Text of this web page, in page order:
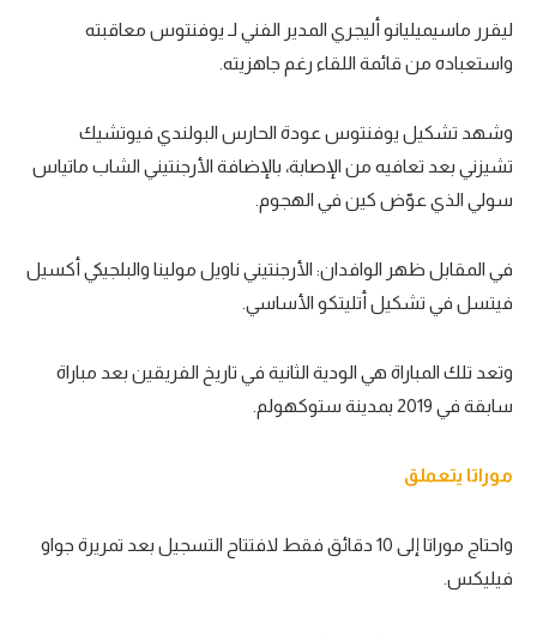
ليقرر ماسيميليانو أليجري المدير الفني لـ يوفنتوس معاقبته
واستعباده من قائمة اللقاء رغم جاهزيته.
وشهد تشكيل يوفنتوس عودة الحارس البولندي فيوتشيك
تشيزني بعد تعافيه من الإصابة، بالإضافة الأرجنتيني الشاب ماتياس
سولي الذي عوّض كين في الهجوم.
في المقابل ظهر الوافدان: الأرجنتيني ناويل مولينا والبلجيكي أكسيل
فيتسل في تشكيل أتليتكو الأساسي.
وتعد تلك المباراة هي الودية الثانية في تاريخ الفريقين بعد مباراة
سابقة في 2019 بمدينة ستوكهولم.
موراتا يتعملق
واحتاج موراتا إلى 10 دقائق فقط لافتتاح التسجيل بعد تمريرة جواو
فيليكس.